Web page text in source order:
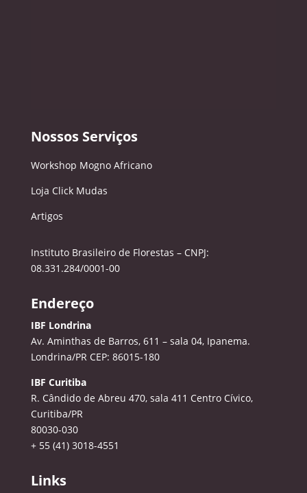
Nossos Serviços
Workshop Mogno Africano
Loja Click Mudas
Artigos
Instituto Brasileiro de Florestas – CNPJ:
08.331.284/0001-00
Endereço
IBF Londrina
Av. Aminthas de Barros, 611 – sala 04, Ipanema.
Londrina/PR CEP: 86015-180
IBF Curitiba
R. Cândido de Abreu 470, sala 411 Centro Cívico,
Curitiba/PR
80030-030
+ 55 (41) 3018-4551
Links